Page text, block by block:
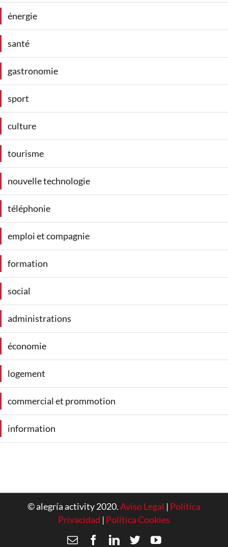
énergie
santé
gastronomie
sport
culture
tourisme
nouvelle technologie
téléphonie
emploi et compagnie
formation
social
administrations
économie
logement
commercial et prommotion
information
© alegría activity 2020.Aviso Legal | Política
Privacidad | Política Cookies
Email Facebook
LinkedIn
TwitterYouTube